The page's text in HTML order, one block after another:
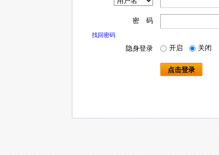
密 码
找回密码
隐身登录 开启 关闭
点击登录